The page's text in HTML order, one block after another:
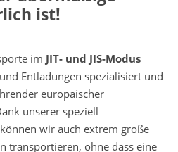
ist!
im JIT- und JIS-Modus
Entladungen spezialisiert und
europäischer
unserer speziell
wir auch extrem große
transportieren, ohne dass eine